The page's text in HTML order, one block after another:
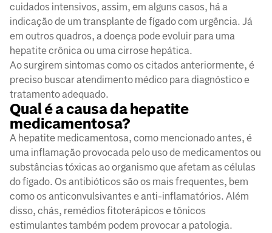
cuidados intensivos, assim, em alguns casos, há a
indicação de um transplante de fígado com urgência. Já
em outros quadros, a doença pode evoluir para uma
hepatite crônica ou uma cirrose hepática.
Ao surgirem sintomas como os citados anteriormente, é
preciso buscar atendimento médico para diagnóstico e
tratamento adequado.
Qual é a causa da hepatite
medicamentosa?
A hepatite medicamentosa, como mencionado antes, é
uma inflamação provocada pelo uso de medicamentos ou
substâncias tóxicas ao organismo que afetam as células
do fígado. Os antibióticos são os mais frequentes, bem
como os anticonvulsivantes e anti-inflamatórios. Além
disso, chás, remédios fitoterápicos e tônicos
estimulantes também podem provocar a patologia.